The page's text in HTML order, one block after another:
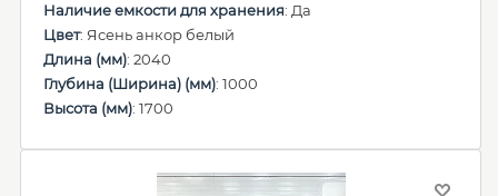
Наличие емкости для хранения: Да
Цвет: Ясень анкор белый
Длина (мм): 2040
Глубина (Ширина) (мм): 1000
Высота (мм): 1700